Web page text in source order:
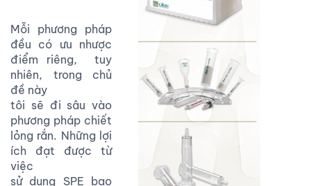
Mỗi phương pháp
đều có ưu nhược
điểm riêng, tuy
nhiên, trong chủ
đề này
tôi sẽ đi sâu vào
phương pháp chiết
lỏng rắn. Những lợi
ích đạt được từ
việc
sử dụng SPE bao